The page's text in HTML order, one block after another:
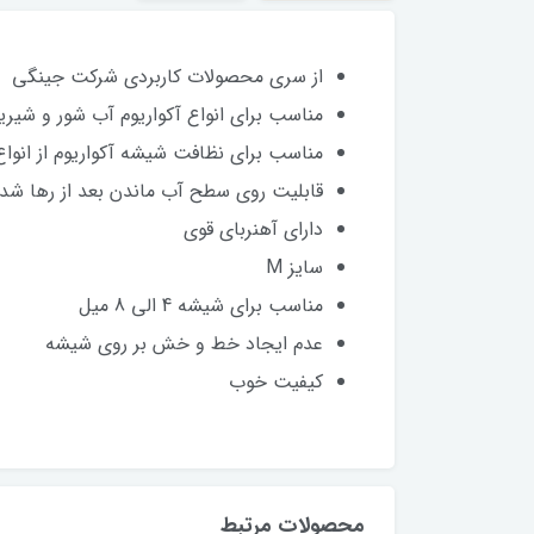
از سری محصولات کاربردی شرکت جینگی
مناسب برای انواع آکواریوم آب شور و
مناسب برای نظافت شیشه آکواریوم از
قابلیت روی سطح آب ماندن بعد از رها
دارای آهنربای قوی
سایز M
مناسب برای شیشه 4 الی 8 میل
عدم ایجاد خط و خش بر روی شیشه
کیفیت خوب
محصولات مرتبط